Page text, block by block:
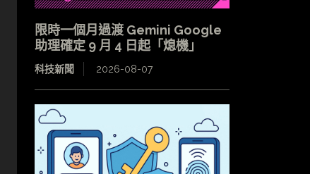
限時一個月過渡 Gemini Google
助理確定 9 月 4 日起「熄機」
科技新聞 2026-08-07